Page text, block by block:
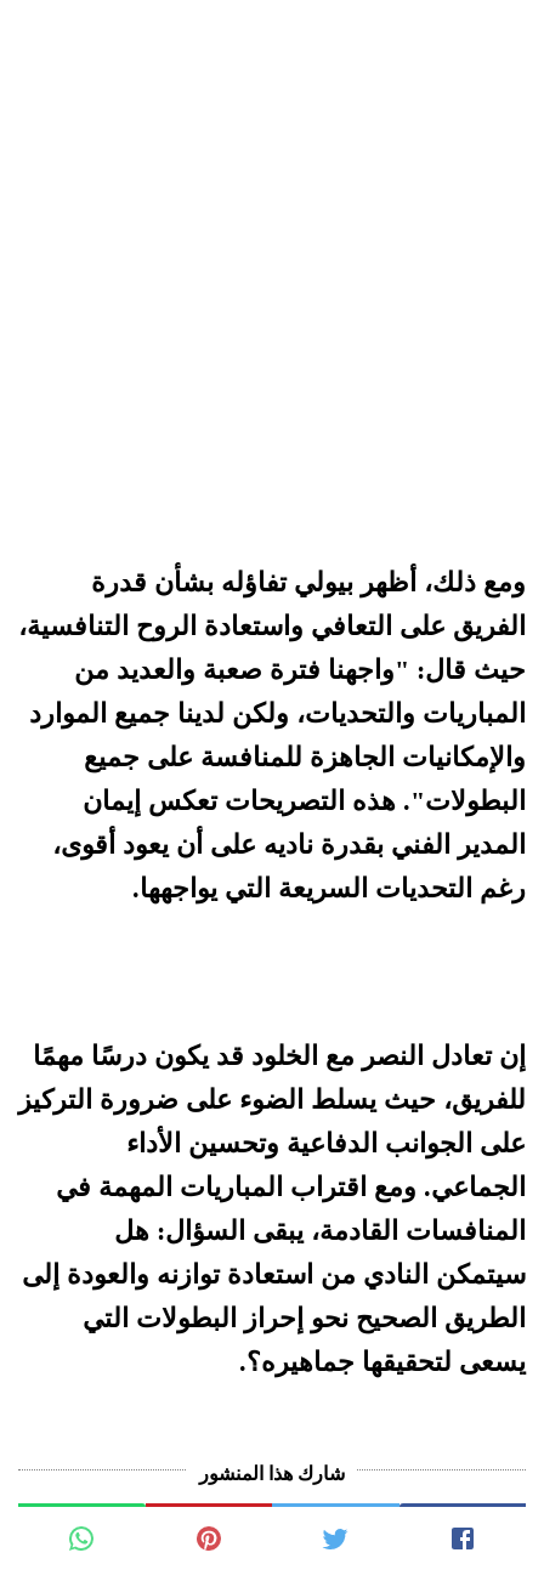
ومع ذلك، أظهر بيولي تفاؤله بشأن قدرة
الفريق على التعافي واستعادة الروح التنافسية،
حيث قال: "واجهنا فترة صعبة والعديد من
المباريات والتحديات، ولكن لدينا جميع الموارد
والإمكانيات الجاهزة للمنافسة على جميع
البطولات". هذه التصريحات تعكس إيمان
المدير الفني بقدرة ناديه على أن يعود أقوى،
رغم التحديات السريعة التي يواجهها.
إن تعادل النصر مع الخلود قد يكون درسًا مهمًا
للفريق، حيث يسلط الضوء على ضرورة التركيز
على الجوانب الدفاعية وتحسين الأداء
الجماعي. ومع اقتراب المباريات المهمة في
المنافسات القادمة، يبقى السؤال: هل
سيتمكن النادي من استعادة توازنه والعودة إلى
الطريق الصحيح نحو إحراز البطولات التي
يسعى لتحقيقها جماهيره؟.
شارك هذا المنشور